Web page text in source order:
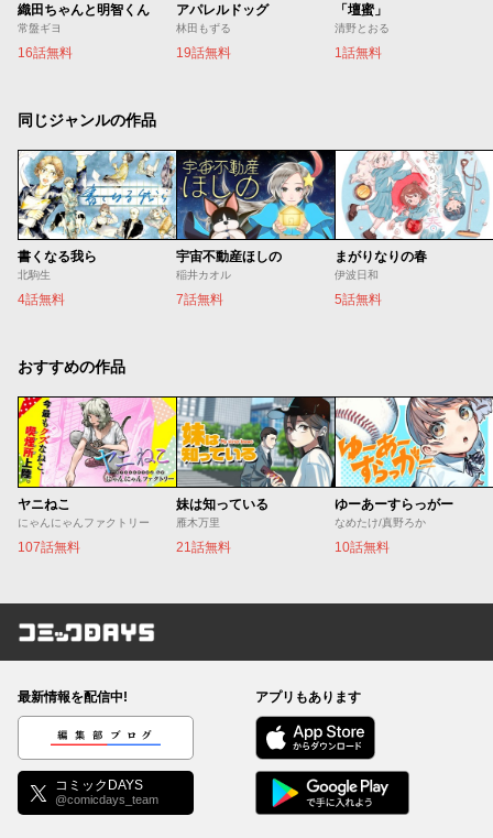
織田ちゃんと明智くん
常盤ギヨ
16話無料
アパレルドッグ
林田もずる
19話無料
「壇蜜」
清野とおる
1話無料
同じジャンルの作品
書くなる我ら
北駒生
4話無料
宇宙不動産ほしの
稲井カオル
7話無料
まがりなりの春
伊波日和
5話無料
おすすめの作品
ヤニねこ
にゃんにゃんファクトリー
107話無料
妹は知っている
雁木万里
21話無料
ゆーあーすらっがー
なめたけ/真野ろか
10話無料
コミックDAYS
最新情報を配信中!
編集部ブログ
コミックDAYS
@comicdays_team
アプリもあります